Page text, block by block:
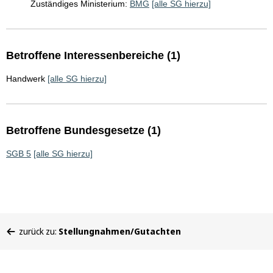
Zuständiges Ministerium: BMG [alle SG hierzu]
Betroffene Interessenbereiche (1)
Handwerk [alle SG hierzu]
Betroffene Bundesgesetze (1)
SGB 5 [alle SG hierzu]
befinden
zurück zu: Stellungnahmen/Gutachten